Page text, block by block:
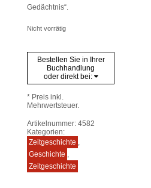
Gedächtnis“.
Nicht vorrätig
Bestellen Sie in Ihrer
Buchhandlung
oder direkt bei:
* Preis inkl.
Mehrwertsteuer.
Artikelnummer: 4582
Kategorien:
Zeitgeschichte ,
Geschichte ,
Zeitgeschichte